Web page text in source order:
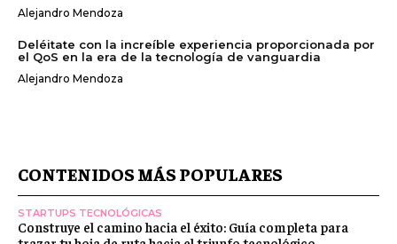
Alejandro Mendoza
Deléitate con la increíble experiencia proporcionada por
el QoS en la era de la tecnología de vanguardia
Alejandro Mendoza
CONTENIDOS MÁS POPULARES
STARTUPS TECNOLÓGICAS
Construye el camino hacia el éxito: Guía completa para